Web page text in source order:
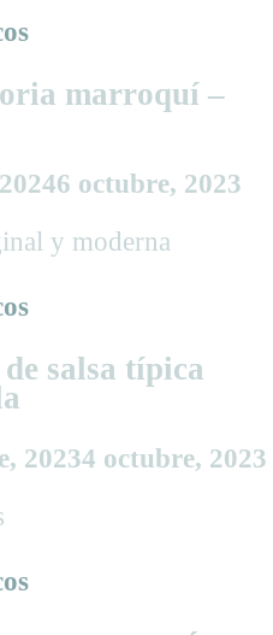
marroquí –
6 octubre, 2023
salsa típica
20234 octubre, 2023